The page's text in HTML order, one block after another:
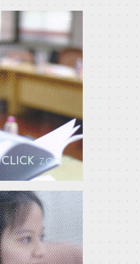
CLICKZOOM